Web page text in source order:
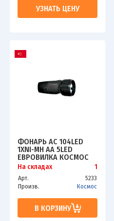
УЗНАТЬ ЦЕНУ
ФОНАРЬ AC 104LED
1ХNI-MH AA 5LED
ЕВРОВИЛКА КОСМОС
KOCAC104LED
На складах 1
Арт.
5233
Произв.
Космос
В КОРЗИНУ